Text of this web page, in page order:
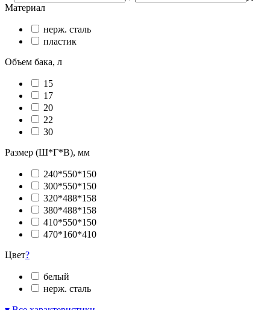
Материал
нерж. сталь
пластик
Объем бака, л
15
17
20
22
30
Размер (Ш*Г*В), мм
240*550*150
300*550*150
320*488*158
380*488*158
410*550*150
470*160*410
Цвет?
белый
нерж. сталь